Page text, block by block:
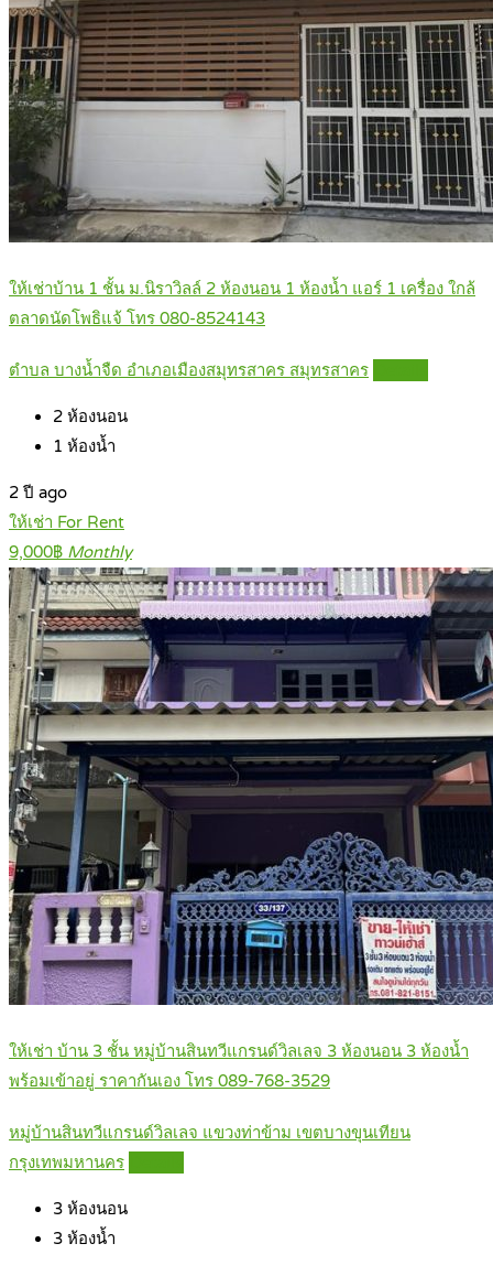
ให้เช่าบ้าน 1 ชั้น ม.นิราวิลล์ 2 ห้องนอน 1 ห้องน้ำ แอร์ 1 เครื่อง ใกล้
ตลาดนัดโพธิแจ้ โทร 080-8524143
ตำบล บางน้ำจืด อำเภอเมืองสมุทรสาคร สมุทรสาคร
2 ห้องนอน
1 ห้องน้ำ
2 ปี ago
ให้เช่า For Rent
9,000฿ Monthly
ให้เช่า บ้าน 3 ชั้น หมู่บ้านสินทวีแกรนด์วิลเลจ 3 ห้องนอน 3 ห้องน้ำ
พร้อมเข้าอยู่ ราคากันเอง โทร 089-768-3529
หมู่บ้านสินทวีแกรนด์วิลเลจ แขวงท่าข้าม เขตบางขุนเทียน
กรุงเทพมหานคร
3 ห้องนอน
3 ห้องน้ำ